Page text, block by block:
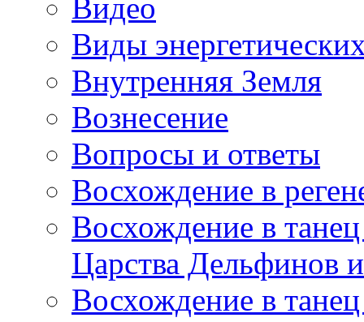
Видео
Виды
Внутренняя Земля
Вознесение
Вопросы и ответы
Восхождение в
Восхождение в
Царства Дельфинов
Восхождение в